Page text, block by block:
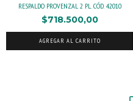
RESPALDO PROVENZAL 2 PL. CÓD. 42010
$718.500,00
AGREGAR AL CARRITO